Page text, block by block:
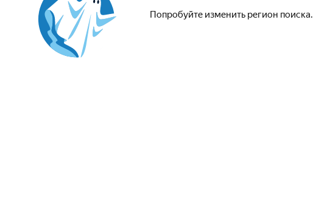
Попробуйте изменить регион поиска.